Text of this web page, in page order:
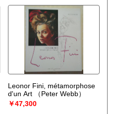
Leonor Fini, métamorphose
d'un Art
（Peter Webb）
￥47,300